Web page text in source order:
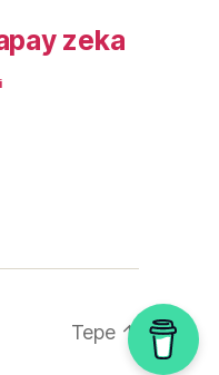
zeka
Tepe ↑